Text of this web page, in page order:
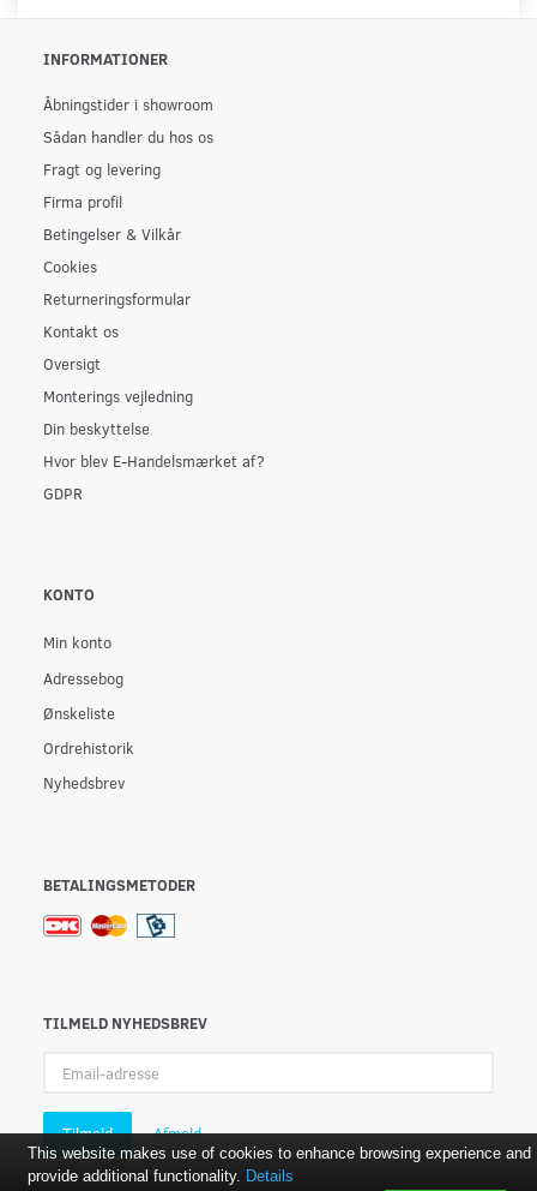
INFORMATIONER
Åbningstider i showroom
Sådan handler du hos os
Fragt og levering
Firma profil
Betingelser & Vilkår
Cookies
Returneringsformular
Kontakt os
Oversigt
Monterings vejledning
Din beskyttelse
Hvor blev E-Handelsmærket af?
GDPR
KONTO
Min konto
Adressebog
Ønskeliste
Ordrehistorik
Nyhedsbrev
BETALINGSMETODER
TILMELD NYHEDSBREV
adresse
Tilmeld Afmeld
This website makes use of cookies to enhance browsing experience and
provide additional functionality. Details